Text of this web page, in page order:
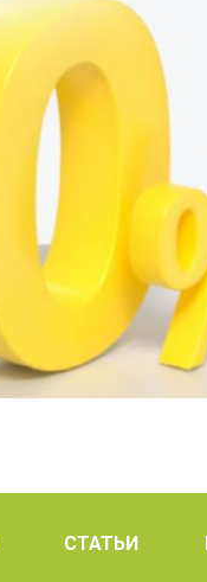
СТАТЬИ